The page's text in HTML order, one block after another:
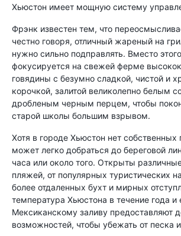
Хьюстон имеет мощную систему
Фрэнк известен тем, что
честно говоря, отличный жареный на
нужно сильно подправлять. Вместо
фокусируется на свежей ферме
говядины с безумно сладкой, чистой и
корочкой, залитой великолепно белым
дробленым черным перцем, чтобы
старой школы большим взрывом.
Хотя в городе Хьюстон нет собственных
может легко добраться до береговой
часа или около того. Открыты
пляжей, от популярных туристических
более отдаленных бухт и мирных
температура Хьюстона в течение года и
Мексиканскому заливу предоставляют
возможностей, чтобы убежать от песка